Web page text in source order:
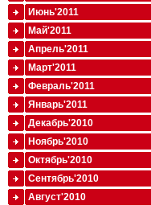
Июнь'2011
Май'2011
Апрель'2011
Март'2011
Февраль'2011
Январь'2011
Декабрь'2010
Ноябрь'2010
Октябрь'2010
Сентябрь'2010
Август'2010